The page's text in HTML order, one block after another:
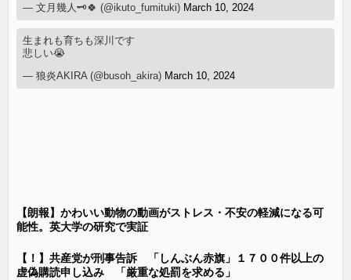
— 文月幾人🗝🍀 (@ikuto_fumituki) March 10, 2024
生まれも育ちも深川です
悲しい😭
— 狼炎AKIRA (@busoh_akira) March 10, 2024
【朗報】かわいい動物の動画がストレス・不安の軽減になる可
能性。英大学の研究で実証
【！】共産党が刑事告訴 「しんぶん赤旗」１７００件以上の
虚偽購読申し込み 「厳重な処罰を求める」